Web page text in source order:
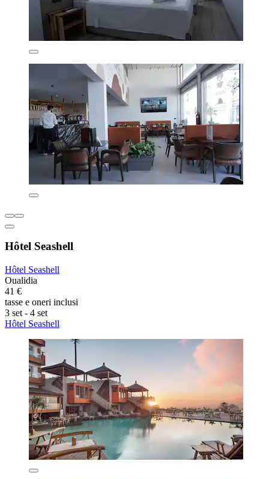
Hôtel Seashell
Hôtel Seashell
Oualidia
41 €
tasse e oneri inclusi
3 set - 4 set
Hôtel Seashell